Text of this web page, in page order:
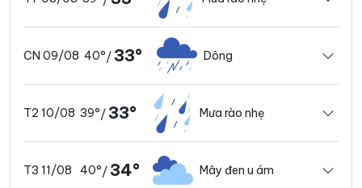
CN 09/08 40°/ 33° Dông
T2 10/08 39°/ 33° Mưa rào nhẹ
T3 11/08 40°/ 34° Mây đen u ám